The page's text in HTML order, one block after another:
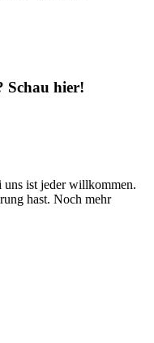
Schau hier!
uns ist jeder willkommen.
hast. Noch mehr